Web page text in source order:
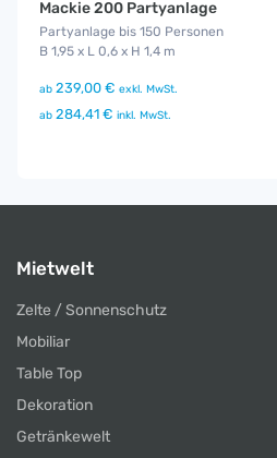
Mackie 200 Partyanlage
Partyanlage bis 150 Personen
B 1,95 x L 0,6 x H 1,4 m
ab 239,00 € exkl. MwSt.
ab 284,41 € inkl. MwSt.
Mietwelt
Zelte / Sonnenschutz
Mobiliar
Table Top
Dekoration
Getränkewelt